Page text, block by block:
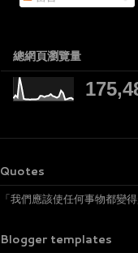
總網頁瀏覽量
Quotes
「我們應該使任何事物都變
Blogger templates